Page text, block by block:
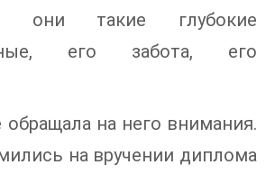
они такие глубокие
его забота, его
обращала на него внимания.
на вручении диплома